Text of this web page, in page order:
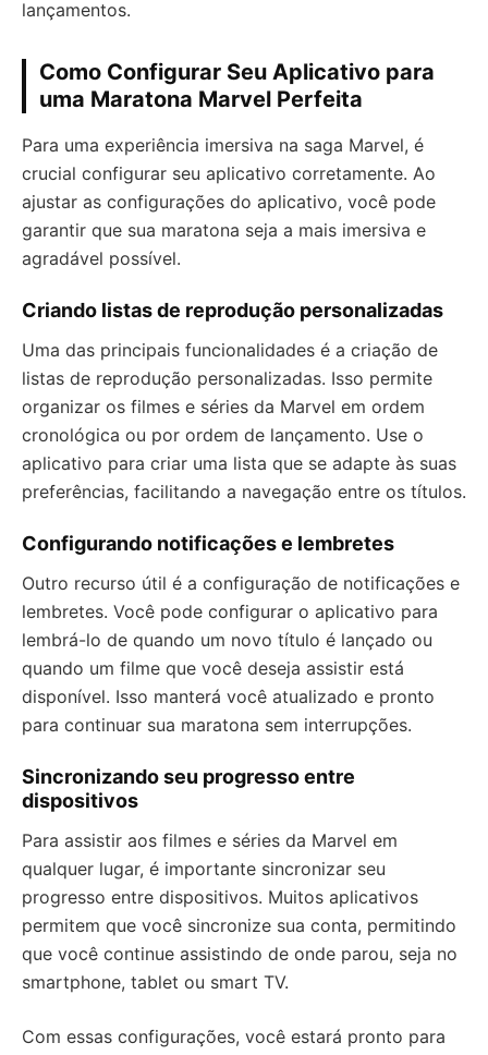
lançamentos.
Como Configurar Seu Aplicativo para
uma Maratona Marvel Perfeita
Para uma experiência imersiva na saga Marvel, é
crucial configurar seu aplicativo corretamente. Ao
ajustar as configurações do aplicativo, você pode
garantir que sua maratona seja a mais imersiva e
agradável possível.
Criando listas de reprodução personalizadas
Uma das principais funcionalidades é a criação de
listas de reprodução personalizadas. Isso permite
organizar os filmes e séries da Marvel em ordem
cronológica ou por ordem de lançamento. Use o
aplicativo para criar uma lista que se adapte às suas
preferências, facilitando a navegação entre os títulos.
Configurando notificações e lembretes
Outro recurso útil é a configuração de notificações e
lembretes. Você pode configurar o aplicativo para
lembrá-lo de quando um novo título é lançado ou
quando um filme que você deseja assistir está
disponível. Isso manterá você atualizado e pronto
para continuar sua maratona sem interrupções.
Sincronizando seu progresso entre
dispositivos
Para assistir aos filmes e séries da Marvel em
qualquer lugar, é importante sincronizar seu
progresso entre dispositivos. Muitos aplicativos
permitem que você sincronize sua conta, permitindo
que você continue assistindo de onde parou, seja no
smartphone, tablet ou smart TV.
Com essas configurações, você estará pronto para